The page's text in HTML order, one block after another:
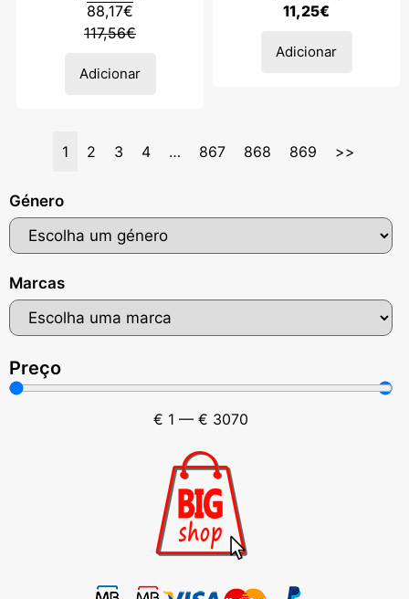
Género
Marcas
Preço
€ 1 — € 3070
117,56€
88,17€
Adicionar
11,25€
Adicionar
1 2 3 4 … 867 868 869 >>